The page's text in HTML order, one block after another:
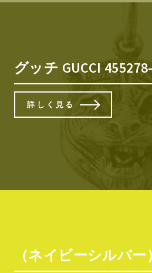
グッチ GUCCI
詳しく見る
（ネイビーシルバ